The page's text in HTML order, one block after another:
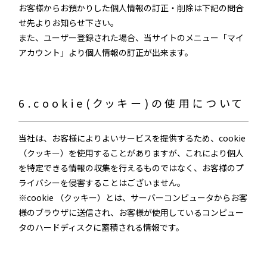
お客様からお預かりした個人情報の訂正・削除は下記の問合
せ先よりお知らせ下さい。
また、ユーザー登録された場合、当サイトのメニュー「マイ
アカウント」より個人情報の訂正が出来ます。
6.cookie(クッキー)の使用について
当社は、お客様によりよいサービスを提供するため、cookie
（クッキー）を使用することがありますが、これにより個人
を特定できる情報の収集を行えるものではなく、お客様のプ
ライバシーを侵害することはございません。
※cookie （クッキー）とは、サーバーコンピュータからお客
様のブラウザに送信され、お客様が使用しているコンピュー
タのハードディスクに蓄積される情報です。